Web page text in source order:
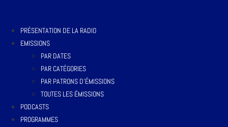
PRÉSENTATION DE LA RADIO
EMISSIONS
PAR DATES
PAR CATÉGORIES
PAR PATRONS D’ÉMISSIONS
TOUTES LES ÉMISSIONS
PODCASTS
PROGRAMMES